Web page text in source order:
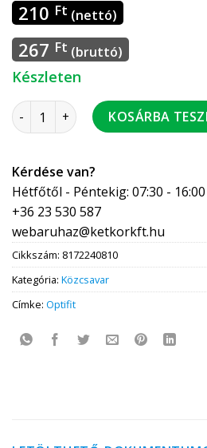
210 Ft (nettó)
267 Ft (bruttó)
Készleten
.Optifit 3/8"-1/4" réz KK szűkítő
KOSÁRBA
Kérdése van?
Hétfőtől - Péntekig: 07:30 - 16:00
+36 23 530 587
webaruhaz@ketkorkft.hu
Cikkszám: 8172240810
Kategória: Közcsavar
Címke: Optifit